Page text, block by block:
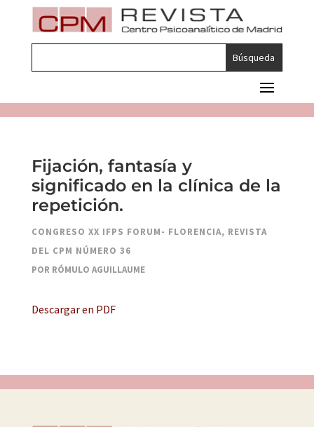
Fijación, fantasía y
significado en la clínica de la
repetición.
CONGRESO XX IFPS FORUM- FLORENCIA, REVISTA
DEL CPM NÚMERO 36
POR RÓMULO AGUILLAUME
Descargar en PDF